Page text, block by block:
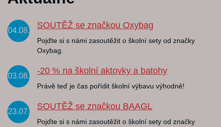
04.08.
SOUTĚŽ se značkou Oxybag
Pojďte si s námi zasoutěžit o školní sety od značky
Oxybag.
03.08.
-20 % na školní aktovky a batohy
Právě teď je čas pořídit školní výbavu výhodně!
23.07.
SOUTĚŽ se značkou BAAGL
Pojďte si s námi zasoutěžit o školní sety od značky